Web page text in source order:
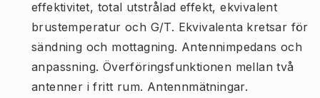
effektivitet, total utstrålad effekt, ekvivalent
brustemperatur och G/T. Ekvivalenta kretsar för
sändning och mottagning. Antennimpedans och
anpassning. Överföringsfunktionen mellan två
antenner i fritt rum. Antennmätningar.